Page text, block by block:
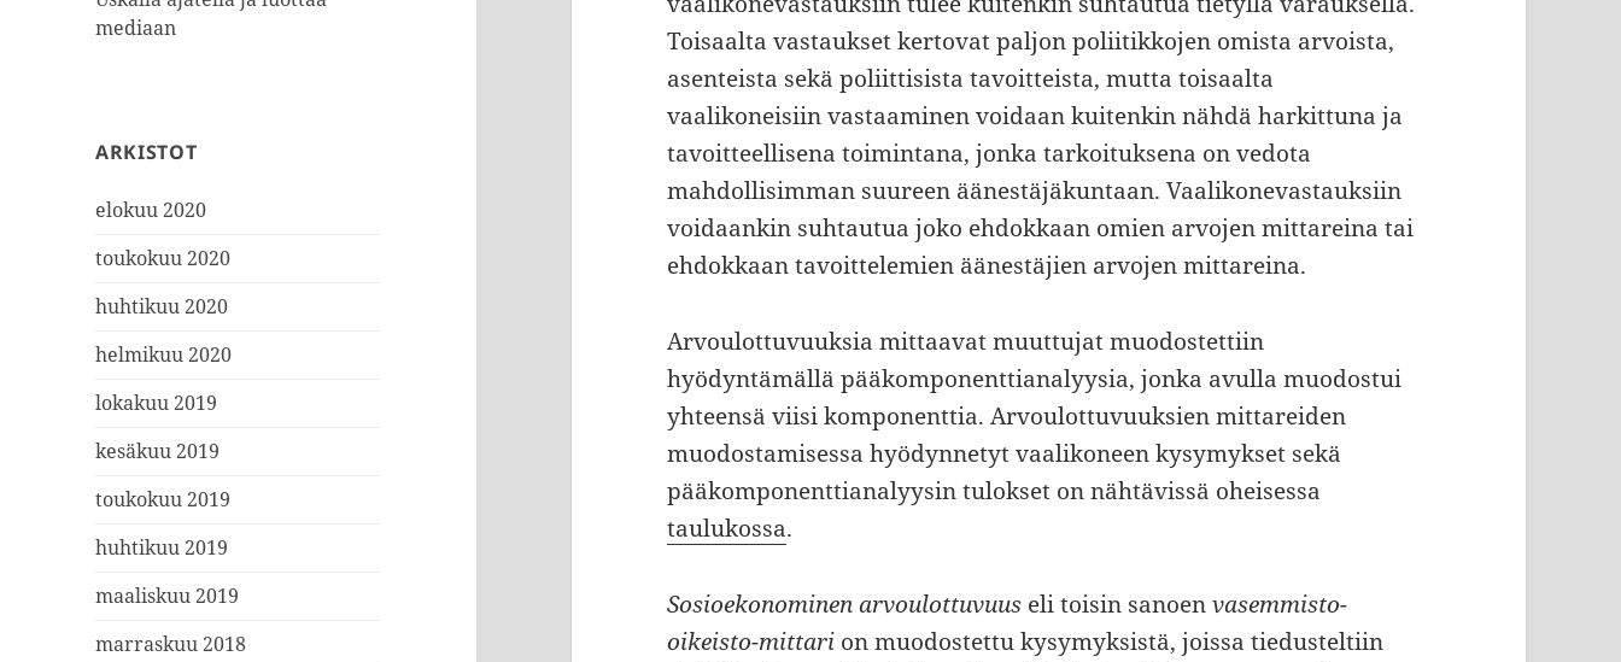
mediaan
ARKISTOT
elokuu 2020
toukokuu 2020
huhtikuu 2020
helmikuu 2020
lokakuu 2019
kesäkuu 2019
toukokuu 2019
huhtikuu 2019
maaliskuu 2019
marraskuu 2018
Toisaalta vastaukset kertovat paljon poliitikkojen omista arvoista,
asenteista sekä poliittisista tavoitteista, mutta toisaalta
vaalikoneisiin vastaaminen voidaan kuitenkin nähdä harkittuna ja
tavoitteellisena toimintana, jonka tarkoituksena on vedota
mahdollisimman suureen äänestäjäkuntaan. Vaalikonevastauksiin
voidaankin suhtautua joko ehdokkaan omien arvojen mittareina tai
ehdokkaan tavoittelemien äänestäjien arvojen mittareina.
Arvoulottuvuuksia mittaavat muuttujat muodostettiin
hyödyntämällä pääkomponenttianalyysia, jonka avulla muodostui
yhteensä viisi komponenttia. Arvoulottuvuuksien mittareiden
muodostamisessa hyödynnetyt vaalikoneen kysymykset sekä
pääkomponenttianalyysin tulokset on nähtävissä oheisessa
taulukossa.
Sosioekonominen arvoulottuvuus eli toisin sanoenvasemmisto-
oikeisto-mittari on muodostettu kysymyksistä, joissa tiedusteltiin